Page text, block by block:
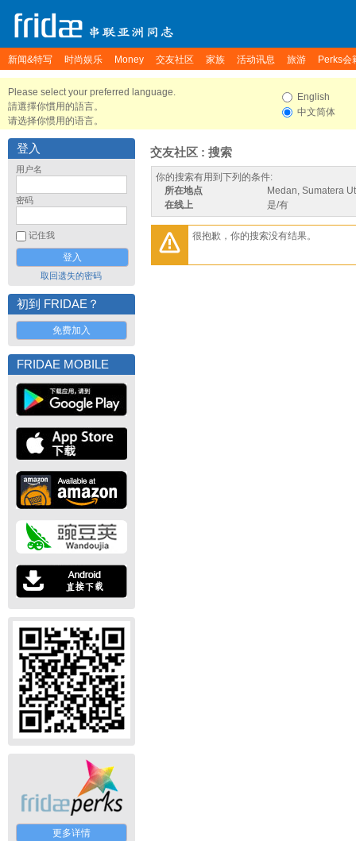
新闻&特写 时尚娱乐 Money 交友社区 家族 活动讯息 旅游 Perks会
Please select your preferred language.
請選擇你慣用的語言。
请选择你惯用的语言。
English
中文简体
登入
用户名
密码
记住我
取回遗失的密码
初到 FRIDAE？
免费加入
FRIDAE MOBILE
更多详情
交友社区 : 搜索
你的搜索有用到下列的条件:
所在地点
Medan, Sumatera
在线上
是/有
很抱歉，你的搜索没有结果。